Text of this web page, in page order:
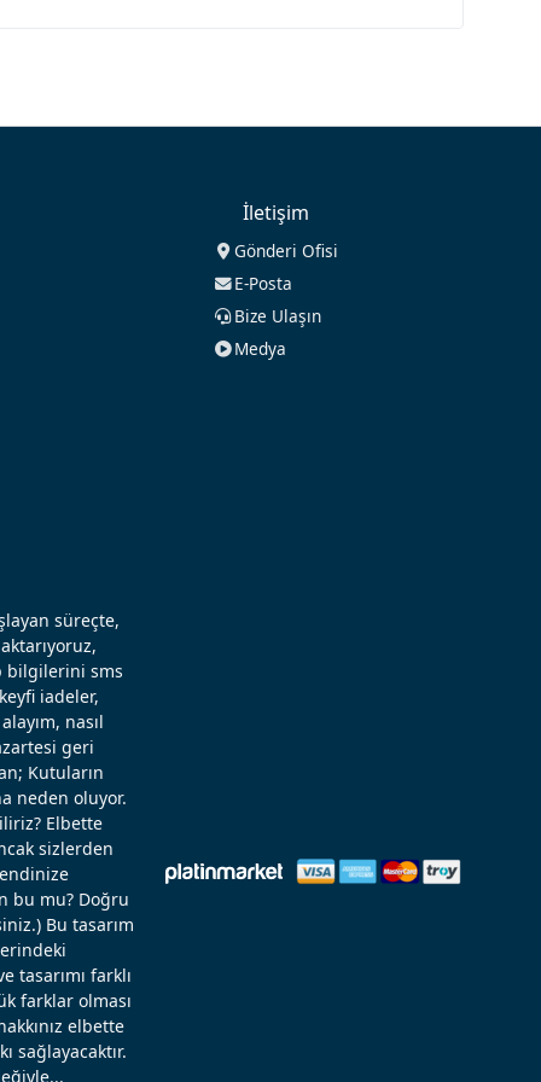
İletişim
Gönderi Ofisi
E-Posta
Bize Ulaşın
Medya
süreçte,
bilgilerini sms
iadeler,
nasıl
geri
Kutuların
neden oluyor.
Elbette
sizlerden
bu mu? Doğru
Bu tasarım
tasarımı farklı
farklar olması
elbette
sağlayacaktır.